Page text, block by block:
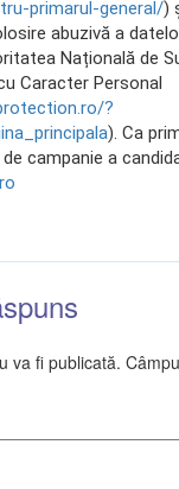
primarul-general/)
abuzivă a
Națională de
Caracter Personal
?
). Ca
campanie a
va fi publicată.